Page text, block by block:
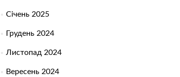
Січень 2025
Грудень 2024
Листопад 2024
Вересень 2024